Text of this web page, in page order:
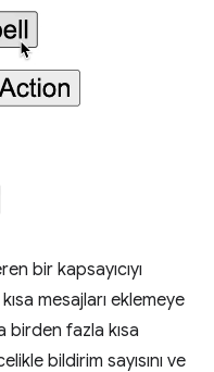
bir kapsayıcıyı
mesajları eklemeye
birden fazla kısa
bildirim sayısını ve